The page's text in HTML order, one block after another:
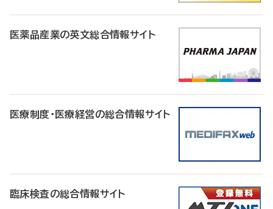
医薬品産業の英文総合情報サイト
医療制度・医療経営の総合情報サイト
臨床検査の総合情報サイト